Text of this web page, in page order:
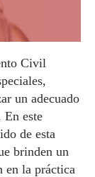
Civil
un adecuado
En este
de esta
brinden un
en la práctica